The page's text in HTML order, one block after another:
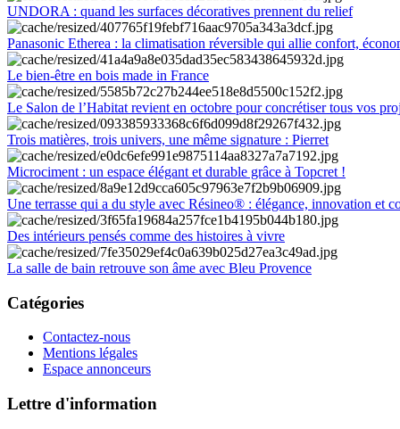
UNDORA : quand les surfaces décoratives prennent du relief
Panasonic Etherea : la climatisation réversible qui allie confort,
Le bien-être en bois made in France
Le Salon de l’Habitat revient en octobre pour concrétiser tous vos
Trois matières, trois univers, une même signature : Pierret
Microciment : un espace élégant et durable grâce à Topcret !
Une terrasse qui a du style avec Résineo® : élégance, innovation et
Des intérieurs pensés comme des histoires à vivre
La salle de bain retrouve son âme avec Bleu Provence
Catégories
Contactez-nous
Mentions légales
Espace annonceurs
Lettre d'information